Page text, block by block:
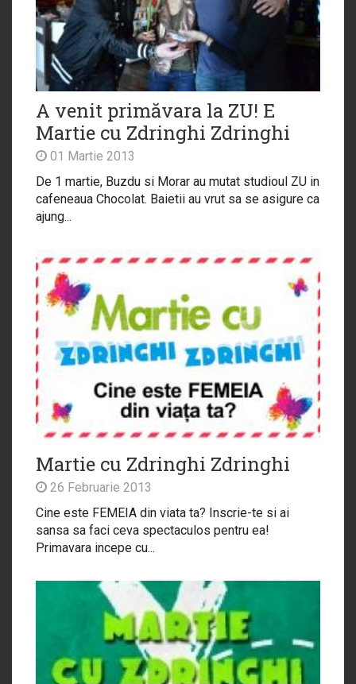
A venit primăvara la ZU! E
Martie cu Zdringhi Zdringhi
01 Martie 2013
De 1 martie, Buzdu si Morar au mutat studioul ZU in
cafeneaua Chocolat. Baietii au vrut sa se asigure ca
ajung...
Martie cu Zdringhi Zdringhi
26 Februarie 2013
Cine este FEMEIA din viata ta? Inscrie-te si ai
sansa sa faci ceva spectaculos pentru ea!
Primavara incepe cu...